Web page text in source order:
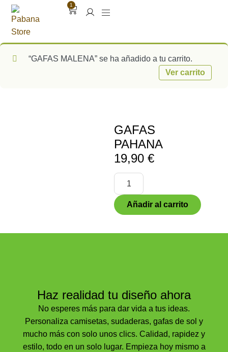
1
“GAFAS MALENA” se ha añadido a tu carrito.
Ver carrito
GAFAS
PAHANA
19,90 €
Añadir al carrito
Haz realidad tu diseño ahora
No esperes más para dar vida a tus ideas.
Personaliza camisetas, sudaderas, gafas de sol y
mucho más con solo unos clics. Calidad, rapidez y
estilo, todo en un solo lugar. Empieza hoy mismo a